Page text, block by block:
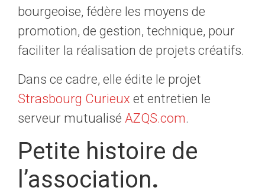
bourgeoise, fédère les moyens de
promotion, de gestion, technique, pour
faciliter la réalisation de projets créatifs.
Dans ce cadre, elle édite le projet
Strasbourg Curieux et entretien le
serveur mutualisé AZQS.com.
Petite histoire de
l’association.